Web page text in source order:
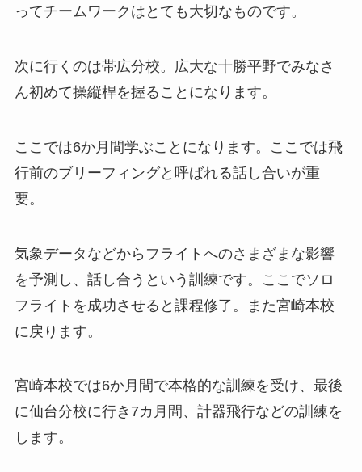
ってチームワークはとても大切なものです。
次に行くのは帯広分校。広大な十勝平野でみなさ
ん初めて操縦桿を握ることになります。
ここでは6か月間学ぶことになります。ここでは飛
行前のブリーフィングと呼ばれる話し合いが重
要。
気象データなどからフライトへのさまざまな影響
を予測し、話し合うという訓練です。ここでソロ
フライトを成功させると課程修了。また宮崎本校
に戻ります。
宮崎本校では6か月間で本格的な訓練を受け、最後
に仙台分校に行き7カ月間、計器飛行などの訓練を
します。